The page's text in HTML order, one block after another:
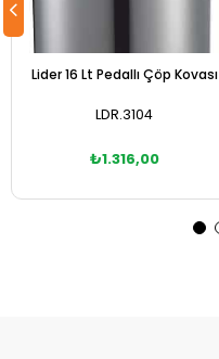
Lider 16 Lt Pedallı Çöp Kovası
LDR.3104
₺1.316,00